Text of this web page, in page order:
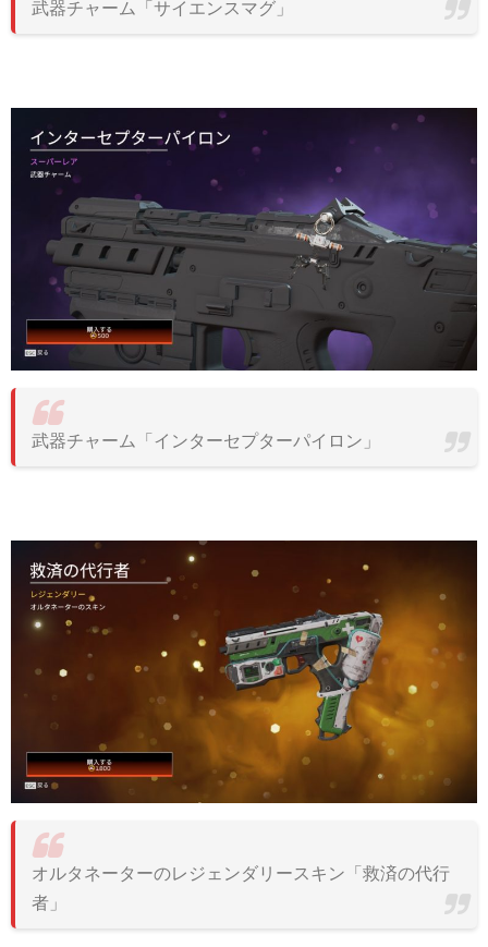
武器チャーム「サイエンスマグ」
武器チャーム「インターセプターパイロン」
オルタネーターのレジェンダリースキン「救済の代行
者」